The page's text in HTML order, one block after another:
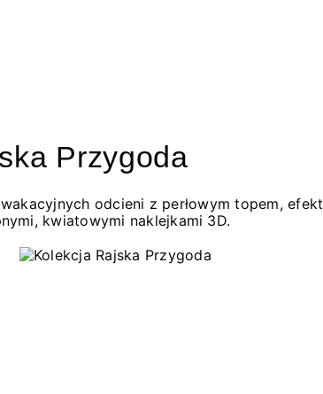
Przygoda
odcieni z perłowym topem,
kwiatowymi naklejkami 3D.